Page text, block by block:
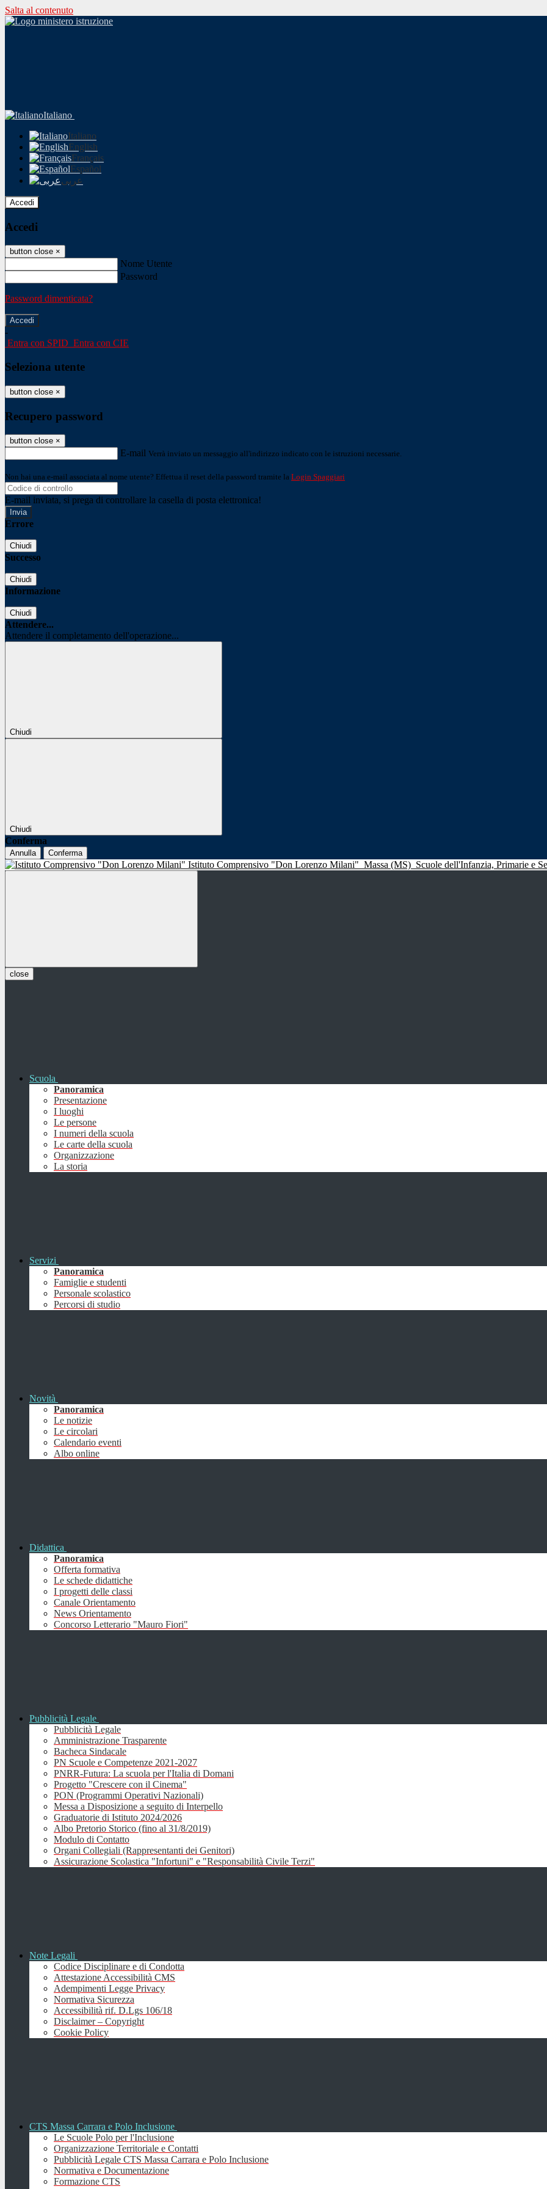
Salta al contenuto
Italiano
Italiano
English
Français
Español
عربى
Accedi
Accedi
button close ×
Nome Utente
Password
Password dimenticata?
-
Entra con SPID Entra con CIE
Seleziona utente
button close ×
Recupero password
button close ×
E-mail Verrà inviato un messaggio all'indirizzo indicato con le istruzioni necessarie.
Non hai una e-mail associata al nome utente? Effettua il reset della password tramite la Login Spaggiari
E-mail inviata, si prega di controllare la casella di posta elettronica!
Errore
Chiudi
Successo
Chiudi
Informazione
Chiudi
Attendere...
Attendere il completamento dell'operazione...
Chiudi
Chiudi
Conferma
Annulla Conferma
Istituto Comprensivo "Don Lorenzo Milani" Massa (MS) Scuole dell'Infanzia, Primarie e
close
Scuola
Panoramica
Presentazione
I luoghi
Le persone
I numeri della scuola
Le carte della scuola
Organizzazione
La storia
Servizi
Panoramica
Famiglie e studenti
Personale scolastico
Percorsi di studio
Novità
Panoramica
Le notizie
Le circolari
Calendario eventi
Albo online
Didattica
Panoramica
Offerta formativa
Le schede didattiche
I progetti delle classi
Canale Orientamento
News Orientamento
Concorso Letterario "Mauro Fiori"
Pubblicità Legale
Pubblicità Legale
Amministrazione Trasparente
Bacheca Sindacale
PN Scuole e Competenze 2021-2027
PNRR-Futura: La scuola per l'Italia di Domani
Progetto "Crescere con il Cinema"
PON (Programmi Operativi Nazionali)
Messa a Disposizione a seguito di Interpello
Graduatorie di Istituto 2024/2026
Albo Pretorio Storico (fino al 31/8/2019)
Modulo di Contatto
Organi Collegiali (Rappresentanti dei Genitori)
Assicurazione Scolastica "Infortuni" e "Responsabilità Civile Terzi"
Note Legali
Codice Disciplinare e di Condotta
Attestazione Accessibilità CMS
Adempimenti Legge Privacy
Normativa Sicurezza
Accessibilità rif. D.Lgs 106/18
Disclaimer – Copyright
Cookie Policy
CTS Massa Carrara e Polo Inclusione
Le Scuole Polo per l'Inclusione
Organizzazione Territoriale e Contatti
Pubblicità Legale CTS Massa Carrara e Polo Inclusione
Normativa e Documentazione
Formazione CTS